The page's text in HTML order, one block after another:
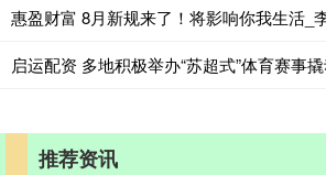
惠盈财富 8月新规来了！将影响你我生活_
启运配资 多地积极举办“苏超式”体育赛事
推荐资讯